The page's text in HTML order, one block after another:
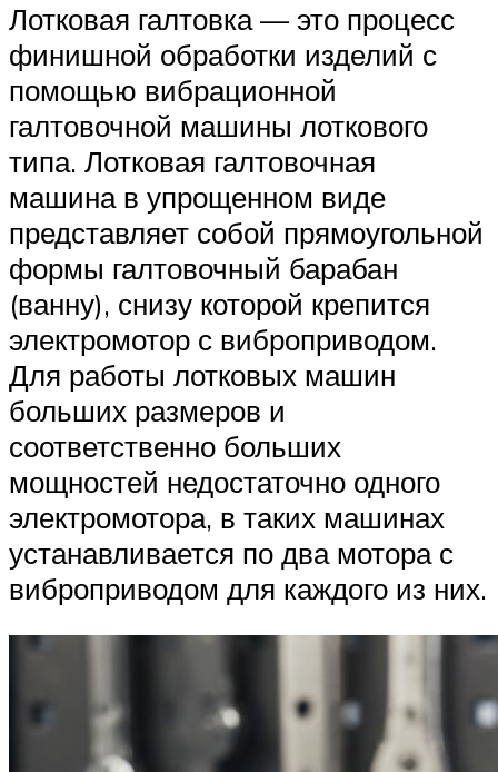
Лотковая галтовка — это процесс
финишной обработки изделий с
помощью вибрационной
галтовочной машины лоткового
типа. Лотковая галтовочная
машина в упрощенном виде
представляет собой прямоугольной
формы галтовочный барабан
(ванну), снизу которой крепится
электромотор с виброприводом.
Для работы лотковых машин
больших размеров и
соответственно больших
мощностей недостаточно одного
электромотора, в таких машинах
устанавливается по два мотора с
виброприводом для каждого из них.